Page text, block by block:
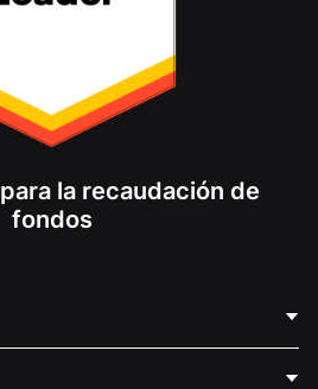
la recaudación de
fondos